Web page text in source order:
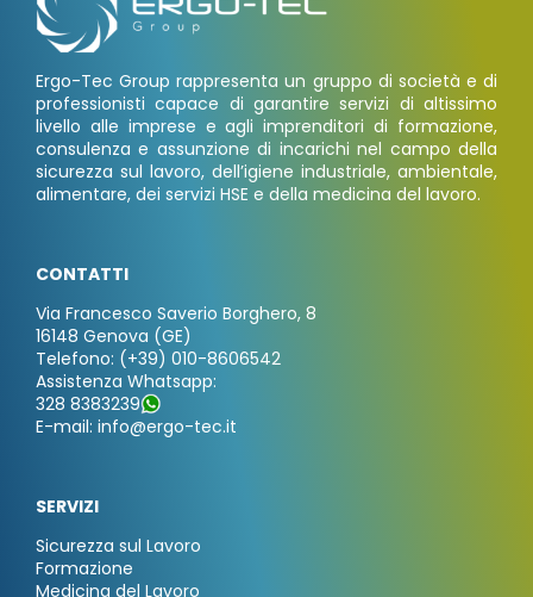
Ergo-Tec Group rappresenta un gruppo di società e di
professionisti capace di garantire servizi di altissimo
livello alle imprese e agli imprenditori di formazione,
consulenza e assunzione di incarichi nel campo della
sicurezza sul lavoro, dell’igiene industriale, ambientale,
alimentare, dei servizi HSE e della medicina del lavoro.
CONTATTI
Via Francesco Saverio Borghero, 8
16148 Genova (GE)
Telefono: (+39) 010-8606542
Assistenza Whatsapp:
328 8383239
E-mail: info@ergo-tec.it
SERVIZI
Sicurezza sul Lavoro
Formazione
Medicina del Lavoro